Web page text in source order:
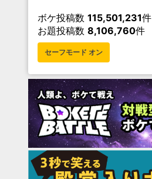
ボケ投稿数 115,501,231件
お題投稿数 8,106,760件
セーフモード オン